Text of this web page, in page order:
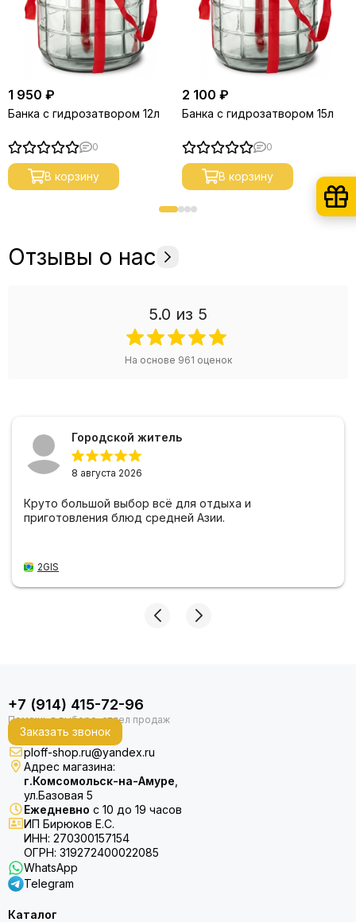
1 950 ₽
Банка с гидрозатвором 12л
0
В корзину
2 100 ₽
Банка с гидрозатвором 15л
0
В корзину
Отзывы о нас
5.0 из 5
На основе 961 оценок
Городской житель
8 августа 2026
Круто большой выбор всё для отдыха и
приготовления блюд средней Азии.
2GIS
+7 (914) 415-72-96
Заказать звонок
ploff-shop.ru@yandex.ru
Адрес магазина:
г.Комсомольск-на-Амуре
ул.Базовая 5
Ежедневно с 10 до 19 часов
ИП Бирюков Е.С.
ИНН: 270300157154
ОГРН: 319272400022085
WhatsApp
Telegram
Каталог